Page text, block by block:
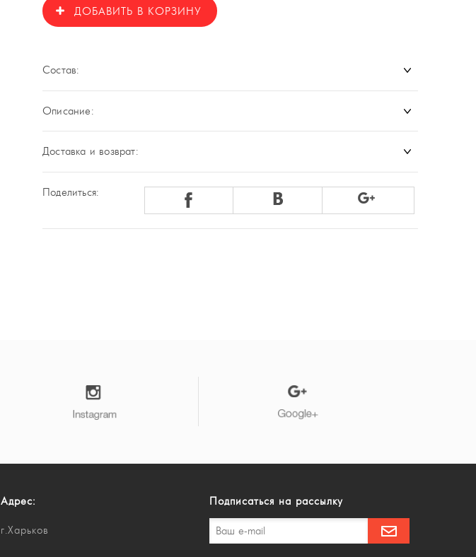
ДОБАВИТЬ В КОРЗИНУ
Состав:
Описание:
Доставка и возврат:
Поделиться:
Адрес:
г.Харьков
Подписаться на рассылку